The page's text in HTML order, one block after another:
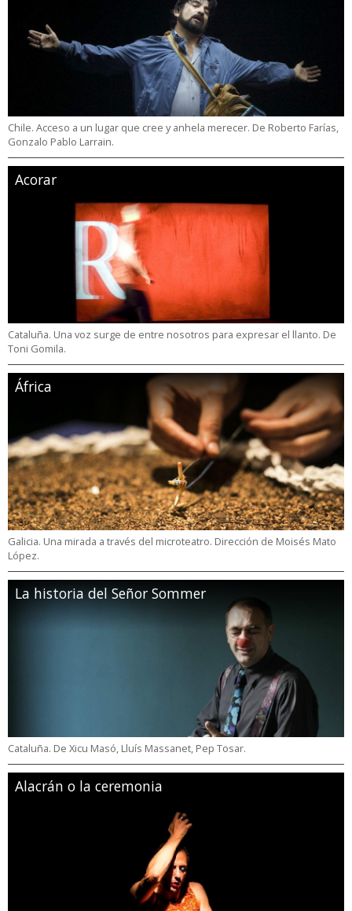
Chile. Acceso a un lugar que cree y anhela merecer. De Roberto Farías,
Gonzalo Pablo Larrain.
Acorar
Cataluña. Una voz surge de entre nosotros para expresar el llanto. De
Toni Gomila.
África
Galicia. Una mirada a través del microteatro. Dirección de Moisés Mato
López.
La historia del Señor Sommer
Cataluña. De Xicu Masó, Lluís Massanet, Pep Tosar.
Alacrán o la ceremonia